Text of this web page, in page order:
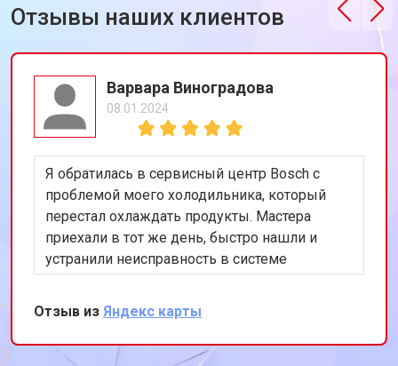
Отзывы наших клиентов
Варвара Виноградова
08.01.2024
Я обратилась в сервисный центр Bosch с
проблемой моего холодильника, который
перестал охлаждать продукты. Мастера
приехали в тот же день, быстро нашли и
устранили неисправность в системе
охлаждения. Я очень довольна их
оперативностью и качеством работы.
Спасибо за восстановление моего
холодильника!
Отзыв из Яндекс карты